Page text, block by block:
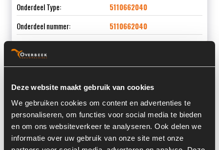
Deze website maakt gebruik van cookies
We gebruiken cookies om content en advertenties te
personaliseren, om functies voor social media te bieden
en om ons websiteverkeer te analyseren. Ook delen we
informatie over uw gebruik van onze site met onze
Onderdeel Type:
5110662040
Onderdeel nummer:
5110662040
Locatie:
P1-17
Past op de volgende machines:
TL65/ TL70S / TL80 /TL80Z / TL100 / TL120 / SKL814 /
SKL824 / SKL834 /SKL834Z / SKL844 / SKL854 / SKS634